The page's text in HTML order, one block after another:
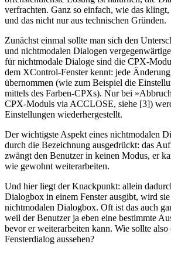
verfrachten. Ganz so einfach, wie das
und das nicht nur aus technischen Gründen.
Zunächst einmal sollte man sich den
und nichtmodalen Dialogen
für nichtmodale Dialoge sind die CPX-
dem XControl-Fenster kennt: jede
übernommen (wie zum Beispiel die
mittels des Farben-CPXs). Nur bei
CPX-Moduls via ACCLOSE, siehe [3])
Einstellungen wiederhergestellt.
Der wichtigste Aspekt eines nichtmodalen
durch die Bezeichnung ausgedrückt: das
zwängt den Benutzer in keinen Modus, er
wie gewohnt weiterarbeiten.
Und hier liegt der Knackpunkt: allein
Dialogbox in einem Fenster ausgibt, wird
nichtmodalen Dialogbox. Oft ist das auch
weil der Benutzer ja eben eine bestimmte
bevor er weiterarbeiten kann. Wie sollte also
Fensterdialog aussehen?